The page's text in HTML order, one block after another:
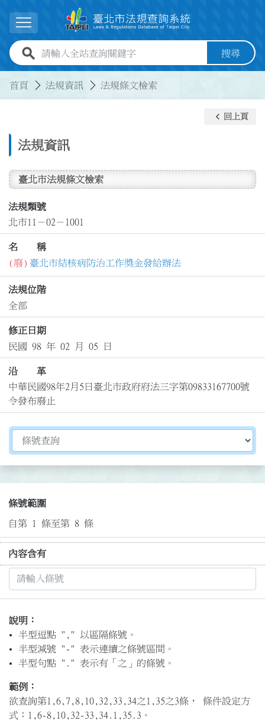
展開選單
全站查詢關鍵字欄位 搜尋
首頁 法規資訊 法規條文檢索
法規資訊
keyboard_arrow_left 回上頁
臺北市法規條文檢索
法規類號
北市11－02－1001
名 稱
(廢) 臺北市結核病防治工作獎金發給辦法
法規位階
全部
修正日期
民國 98 年 02 月 05 日
沿 革
中華民國98年2月5日臺北市政府府法三字第09833167700號
令發布廢止
切換選擇法規資訊內容
條號範圍
自第 1 條至第 8 條
內容含有
說明：
半型逗點 "," 以區隔條號。
半型減號 "-" 表示連續之條號區間。
半型句點 "." 表示有「之」的條號。
範例：
欲查詢第1,6,7,8,10,32,33,34之1,35之3條， 條件設定方
式：1,6-8,10,32-33,34.1,35.3。